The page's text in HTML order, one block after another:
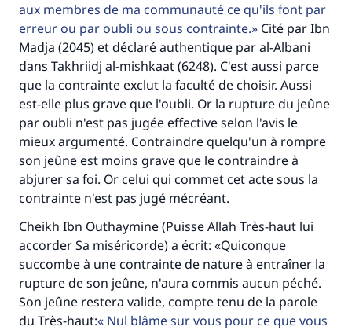
aux membres de ma communauté ce qu'ils font par
erreur ou par oubli ou sous contrainte.
Cité par Ibn
Madja (2045) et déclaré authentique par al-Albani
dans Takhriidj al-mishkaat (6248). C'est aussi parce
que la contrainte exclut la faculté de choisir. Aussi
est-elle plus grave que l'oubli. Or la rupture du jeûne
par oubli n'est pas jugée effective selon l'avis le
mieux argumenté. Contraindre quelqu'un à rompre
son jeûne est moins grave que le contraindre à
abjurer sa foi. Or celui qui commet cet acte sous la
contrainte n'est pas jugé mécréant.
Cheikh Ibn Outhaymine (Puisse Allah Très-haut lui
accorder Sa miséricorde) a écrit: «Quiconque
succombe à une contrainte de nature à entraîner la
rupture de son jeûne, n'aura commis aucun péché.
Son jeûne restera valide, compte tenu de la parole
du Très-haut:
Nul blâme sur vous pour ce que vous
Faites une différence dans la vie de
millions de personnes grâce à votre
contribution
Aidez nous à apporter des réponses.
Le Messager d'Allah (Paix sur lui) a dit:
"Celui qui indique une bonne action obtient la
même récompense que celui qui le fait."
(MOUSLIM 1893)